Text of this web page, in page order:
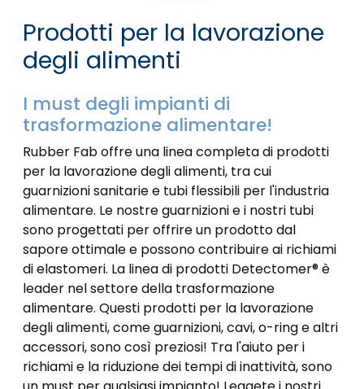
Prodotti per la lavorazione
degli alimenti
I must degli impianti di
trasformazione alimentare!
Rubber Fab offre una linea completa di prodotti
per la lavorazione degli alimenti, tra cui
guarnizioni sanitarie e tubi flessibili per l'industria
alimentare. Le nostre guarnizioni e i nostri tubi
sono progettati per offrire un prodotto dal
sapore ottimale e possono contribuire ai richiami
di elastomeri. La linea di prodotti Detectomer® è
leader nel settore della trasformazione
alimentare. Questi prodotti per la lavorazione
degli alimenti, come guarnizioni, cavi, o-ring e altri
accessori, sono così preziosi! Tra l'aiuto per i
richiami e la riduzione dei tempi di inattività, sono